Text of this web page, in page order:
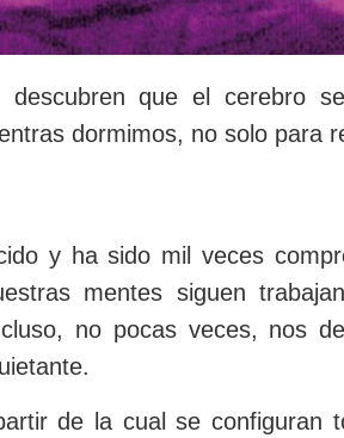
y ha sido mil veces
mentes siguen
no pocas veces, nos
de la cual se configuran